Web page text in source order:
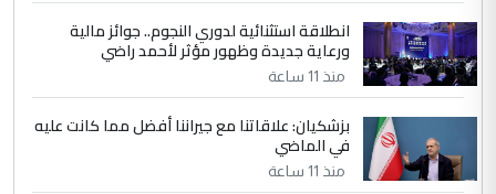
5 سردار
التعليق : واحد من عصابة علي ماما يسقط
جنسية الرافد الثالث للعراق ومن اصول عريقة
الموضوع :
الجواهري يرد على صدام حسين سل
مضجعيك يابن الزنا (نص كامل)
انطلاقة استثنائية لدوري النجوم.. جوائز مالية
ورعاية جديدة وظهور مؤثر لأحمد راضي
منذ 11 ساعة
بزشكيان: علاقاتنا مع جيراننا أفضل مما كانت عليه
في الماضي
منذ 11 ساعة